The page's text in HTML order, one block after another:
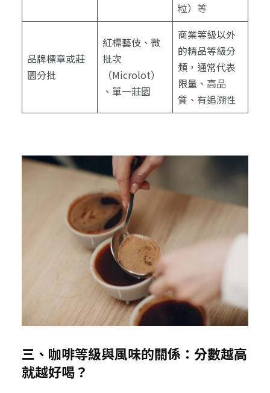
粒）等
品牌標章或莊
園分批
紅標藝伎、微
批次
（Microlot）
、單一莊園
商業等級以外
的精品等級分
類，通常代表
限量、高品
質、有追溯性
三、咖啡等級與風味的關係：分數越高
就越好喝？